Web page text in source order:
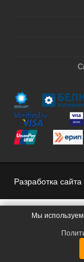
Разработка сайта
Мы